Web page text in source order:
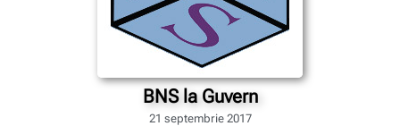
BNS la Guvern
21 septembrie 2017